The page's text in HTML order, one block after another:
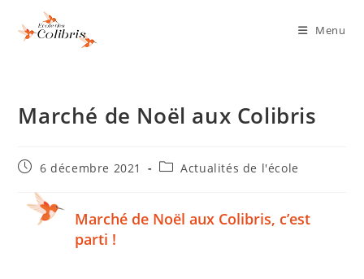
Menu
Marché de Noël aux Colibris
6 décembre 2021 Actualités de l'école
Marché de Noël aux Colibris, c’est
parti !